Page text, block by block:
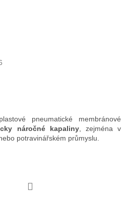
pneumatické membránové
náročné kapaliny, zejména v
potravinářském průmyslu.